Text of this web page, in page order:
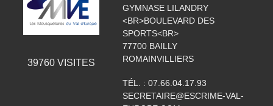
39760VISITES
GYMNASE LILANDRY
<BR>BOULEVARD DES
SPORTS<BR>
77700 BAILLY
ROMAINVILLIERS
TÉL. : 07.66.04.17.93
SECRETAIRE@ESCRIME-VAL-